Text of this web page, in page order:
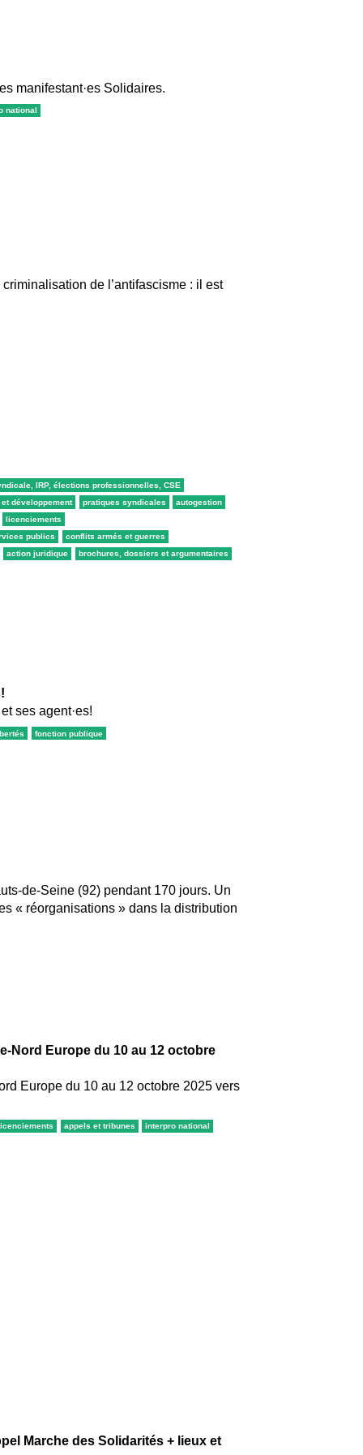
manifestant·es Solidaires.
national
de l’antifascisme : il est
IRP, élections professionnelles, CSE
développement pratiques syndicales
autogestion
licenciements
publics
conflits armés et guerres
action juridique
brochures, dossiers et argumentaires
ses agent·es!
fonction publique
de-Seine (92) pendant 170 jours. Un
« réorganisations » dans la distribution
Nord Europe du 10 au 12 octobre
Europe du 10 au 12 octobre 2025 vers
licenciements appels et tribunes interpro national
Marche des Solidarités + lieux et